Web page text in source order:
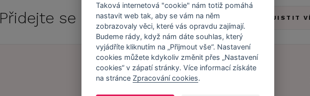
Přidejte se doCaresse Clubu! ZJISTIT
Náš příběh
Taková internetová "cookie" nám totiž pomáhá
nastavit web tak, aby se vám na něm
zobrazovaly věci, které vás opravdu zajímají.
Budeme rády, když nám dáte souhlas, který
vyjádříte kliknutím na „Přijmout vše“. Nastavení
cookies můžete kdykoliv změnit přes „Nastavení
cookies“ v zápatí stránky. Více informací získáte
na stránce Zpracování cookies.